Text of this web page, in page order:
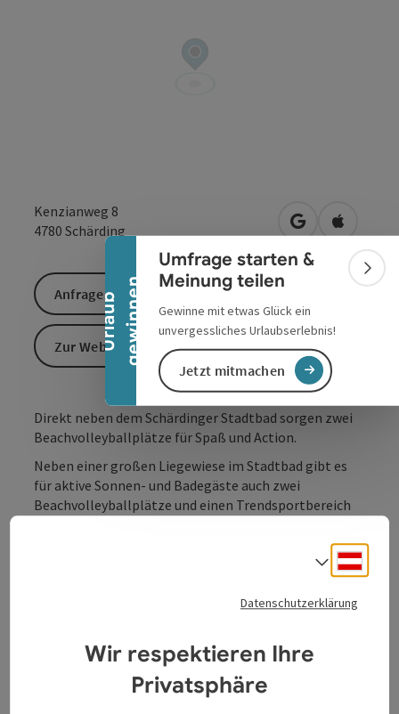
U
r
l
a
u
b
g
e
w
i
n
n
en
Banner einklappen
Umfrage starten &
Meinung teilen
Gewinne mit etwas Glück ein
unvergessliches Urlaubserlebnis!
Jetzt mitmachen
Kenzianweg 8
4780 Schärding in Googlein Apple
Direkt neben dem Schärdinger Stadtbad sorgen zwei
Beachvolleyballplätze für Spaß und Action.
Neben einer großen Liegewiese im Stadtbad gibt es
für aktive Sonnen- und Badegäste auch zwei
Beachvolleyballplätze und einen Trendsportbereich
Öffnungszeiten
Anfrage senden
Zur Website
Datenschutzerklärung
Wir respektieren Ihre
Privatsphäre